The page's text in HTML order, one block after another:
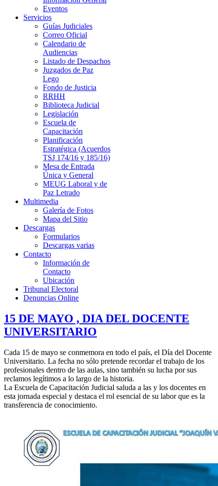
Eventos
Servicios
Guías Judiciales
Correo Oficial
Calendario de
Audiencias
Listado de Despachos
Juzgados de Paz
Lego
Fondo de Justicia
RRHH
Biblioteca Judicial
Legislación
Escuela de
Capacitación
Planificación
Estratégica (Acuerdos
TSJ 174/16 y 185/16)
Mesa de Entrada
Única y General
MEUG Laboral y de
Paz Letrado
Multimedia
Galería de Fotos
Mapa del Sitio
Descargas
Formularios
Descargas varias
Contacto
Información de
Contacto
Ubicación
Tribunal Electoral
Denuncias Online
15 DE MAYO , DIA DEL DOCENTE
UNIVERSITARIO
Cada 15 de mayo se conmemora en todo el país, el Día del Docente
Universitario. La fecha no sólo pretende recordar el trabajo de los
profesionales dentro de las aulas, sino también su lucha por sus
reclamos legítimos a lo largo de la historia.
La Escuela de Capacitación Judicial saluda a las y los docentes en
esta jornada especial y destaca el rol esencial de su labor que es la
transferencia de conocimiento.